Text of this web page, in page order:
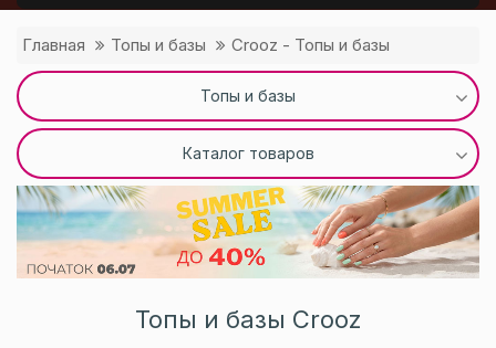
Главная Топы и базы Crooz - Топы и базы
Топы и базы
Каталог товаров
Топы и базы Crooz